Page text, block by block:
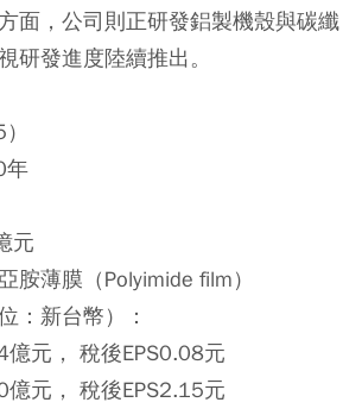
面，公司則正研發鋁製機殼與碳纖
研發進度陸續推出。
年
元
胺薄膜（Polyimide film）
：新台幣）：
元， 稅後EPS0.08元
元， 稅後EPS2.15元